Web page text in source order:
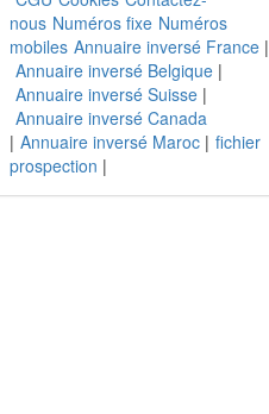
nous Numéros fixe Numéros
mobiles Annuaire inversé France|
Annuaire inversé Belgique|
Annuaire inversé Suisse|
Annuaire inversé Canada
| Annuaire inversé Maroc| fichier
prospection |